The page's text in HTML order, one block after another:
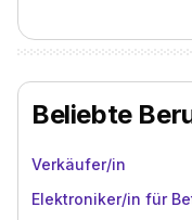
Beliebte
Verkäufer/in
Elektroniker/in für